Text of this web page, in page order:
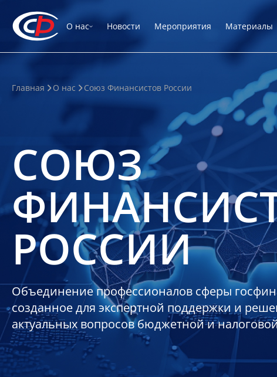
О нас Новости Мероприятия Материалы
Главная О нас Союз Финансистов России
СОЮЗ
РОССИИ
Объединение профессионалов сферы
созданное для экспертной поддержки и
актуальных вопросов бюджетной и